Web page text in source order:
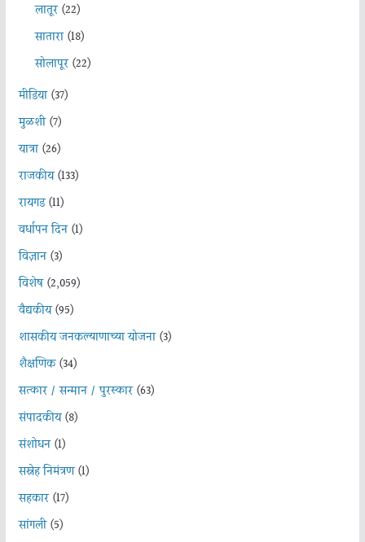
लातूर(22)
सातारा(18)
सोलापूर(22)
मीडिया(37)
मुळशी(7)
यात्रा(26)
राजकीय(133)
रायगड(11)
वर्धापन दिन(1)
विज्ञान(3)
विशेष(2,059)
वैद्यकीय(95)
शासकीय जनकल्याणाच्या योजना(3)
शैक्षणिक(34)
सत्कार / सन्मान / पुरस्कार(63)
संपादकीय(8)
संशोधन(1)
सस्नेह निमंत्रण(1)
सहकार(17)
सांगली(5)